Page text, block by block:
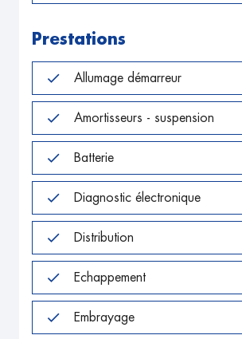
Prestations
Allumage démarreur
Amortisseurs - suspension
Batterie
Diagnostic électronique
Distribution
Echappement
Embrayage